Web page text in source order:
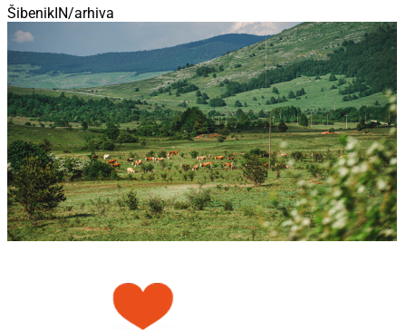
ŠibenikIN/arhiva